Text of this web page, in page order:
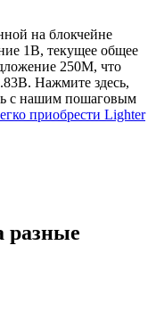
в качестве
на блокчейне
1B, текущее общее
250M, что
Нажмите здесь,
с нашим пошаговым
приобрести Lighter
разные